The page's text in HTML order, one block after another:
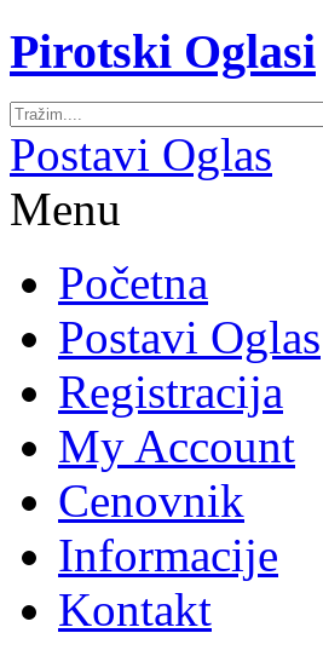
Pirotski Oglasi
Postavi Oglas
Menu
Početna
Postavi Oglas
Registracija
My Account
Cenovnik
Informacije
Kontakt